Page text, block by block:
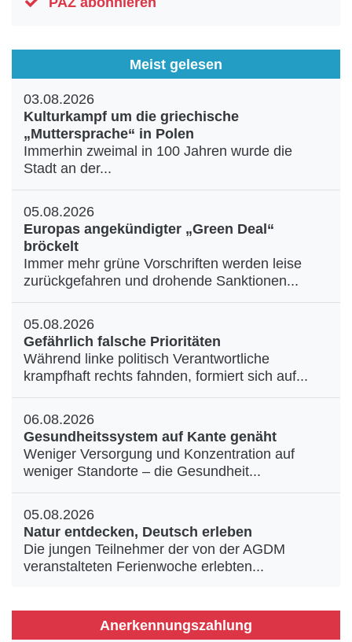
Meist gelesen
03.08.2026
Kulturkampf um die griechische
„Muttersprache“ in Polen
Immerhin zweimal in 100 Jahren wurde die
Stadt an der...
05.08.2026
Europas angekündigter „Green Deal“
bröckelt
Immer mehr grüne Vorschriften werden leise
zurückgefahren und drohende Sanktionen...
05.08.2026
Gefährlich falsche Prioritäten
Während linke politisch Verantwortliche
krampfhaft rechts fahnden, formiert sich auf...
06.08.2026
Gesundheitssystem auf Kante genäht
Weniger Versorgung und Konzentration auf
weniger Standorte – die Gesundheit...
05.08.2026
Natur entdecken, Deutsch erleben
Die jungen Teilnehmer der von der AGDM
veranstalteten Ferienwoche erlebten...
Anerkennungszahlung